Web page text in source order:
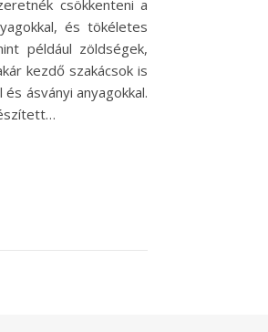
csökkenteni a
és tökéletes
például zöldségek,
kezdő szakácsok is
ásványi anyagokkal.